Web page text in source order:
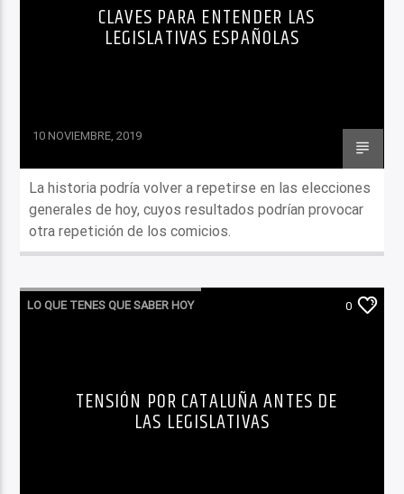
CLAVES PARA ENTENDER LAS
LEGISLATIVAS ESPAÑOLAS
10 NOVIEMBRE, 2019
La historia podría volver a repetirse en las elecciones
generales de hoy, cuyos resultados podrían provocar
otra repetición de los comicios.
LO QUE TENES QUE SABER HOY 0
TENSIÓN POR CATALUÑA ANTES DE
LAS LEGISLATIVAS